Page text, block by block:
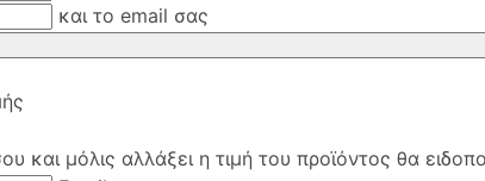
και το email σας
και μόλις αλλάξει η τιμή του προϊόντος θα